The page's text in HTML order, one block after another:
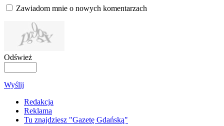
Zawiadom mnie o nowych komentarzach
Odśwież
Wyślij
Redakcja
Reklama
Tu znajdziesz "Gazetę Gdańską"